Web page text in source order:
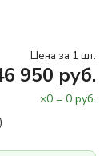
Цена за 1 шт.
950 руб.
×0 = 0 руб.